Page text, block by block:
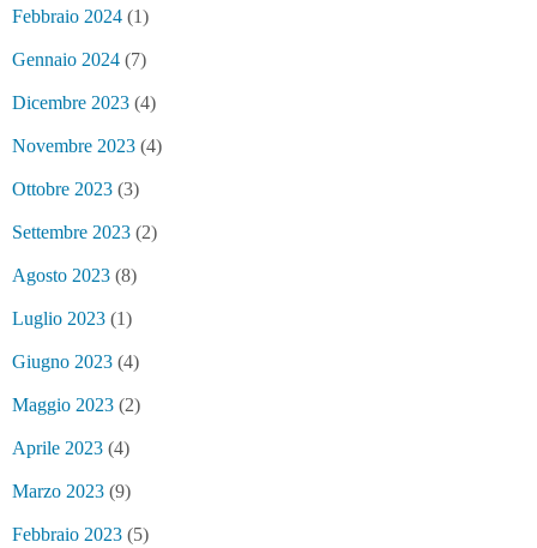
Febbraio 2024 (1)
Gennaio 2024 (7)
Dicembre 2023 (4)
Novembre 2023 (4)
Ottobre 2023 (3)
Settembre 2023 (2)
Agosto 2023 (8)
Luglio 2023 (1)
Giugno 2023 (4)
Maggio 2023 (2)
Aprile 2023 (4)
Marzo 2023 (9)
Febbraio 2023 (5)